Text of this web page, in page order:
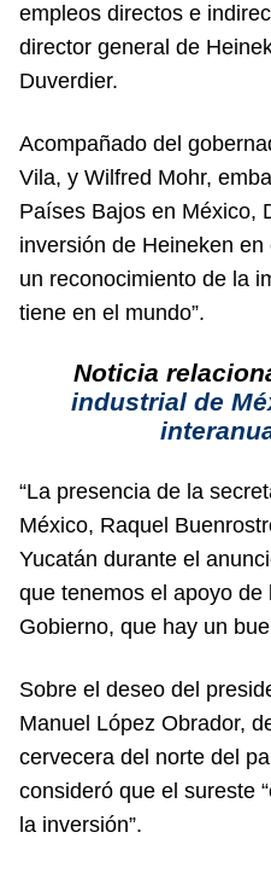
empleos directos e
director general de
Duverdier.
Acompañado del
Vila, y Wilfred Mohr,
Países Bajos en México,
inversión de Heineken
un reconocimiento de la
tiene en el mundo”.
Noticia
industrial de
“La presencia de la
México, Raquel
Yucatán durante el
que tenemos el apoyo de
Gobierno, que hay un
Sobre el deseo del
Manuel López Obrador,
cervecera del norte del
consideró que el sureste
la inversión”.